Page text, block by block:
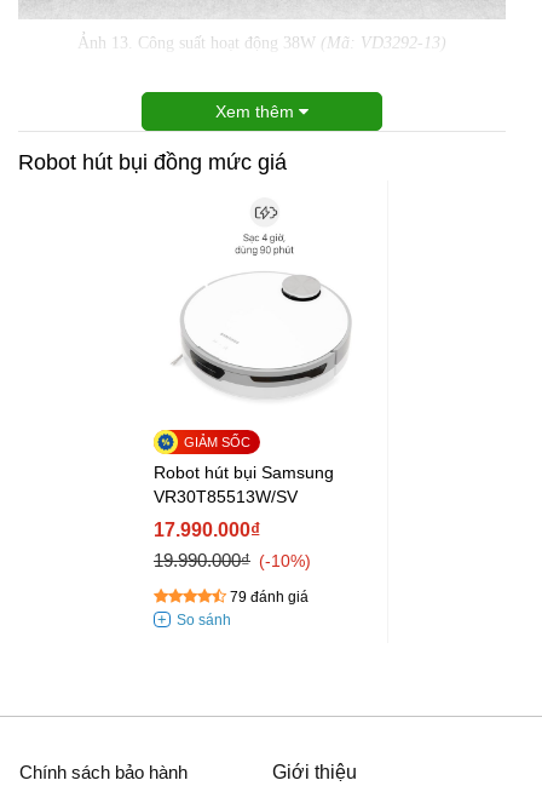
Ảnh 13. Công suất hoạt động 38W (Mã: VD3292-13)
Xem thêm
Robot hút bụi đồng mức giá
Robot hút bụi Samsung
VR30T85513W/SV
17.990.000₫
19.990.000₫
-10%
79 đánh giá
Chính sách bảo hành Giới thiệu